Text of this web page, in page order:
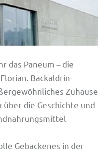
das Paneum – die
Backaldrin-
Zuhause
die Geschichte und
Gebackenes in der